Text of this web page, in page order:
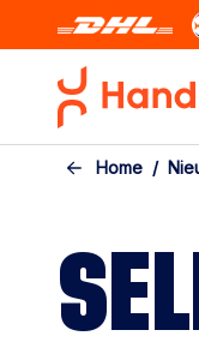
Skip to the main
Zaal/veld
Programma/
Bekercompetitie
Topcompetitie
Home